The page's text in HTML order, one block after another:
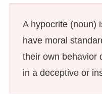
A hypocrite (noun)
have moral
their own behavior
in a deceptive or